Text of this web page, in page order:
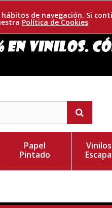
de navegación. Si
Política de Cookies
Papel
Pintado